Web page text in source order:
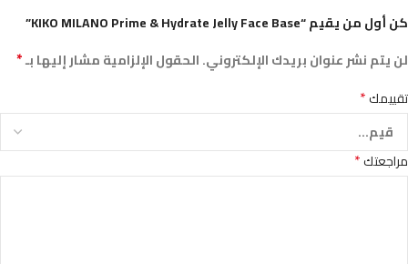
كن أول من يقيم “KIKO MILANO Prime & Hydrate Jelly Face Base”
لن يتم نشر عنوان بريدك الإلكتروني.الحقول الإلزامية مشار إليها بـ*
تقييمك*
مراجعتك*